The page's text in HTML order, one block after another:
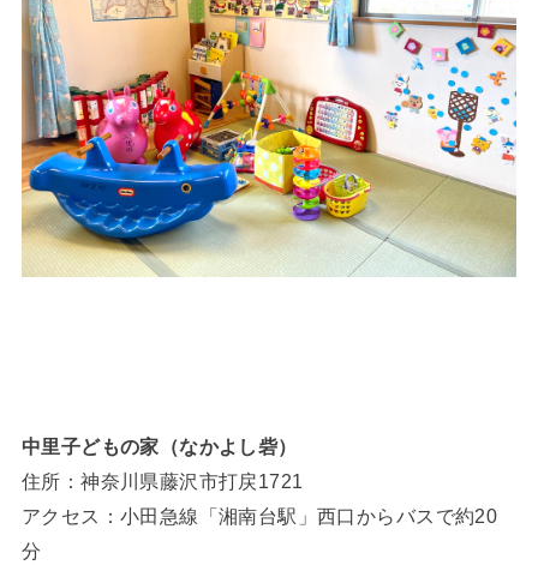
中里子どもの家（なかよし砦）
住所：神奈川県藤沢市打戻1721
アクセス：小田急線「湘南台駅」西口からバスで約20
分